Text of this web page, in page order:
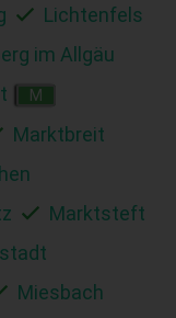
Lichtenfels
im Allgäu
M
Marktbreit
Marktsteft
Miesbach